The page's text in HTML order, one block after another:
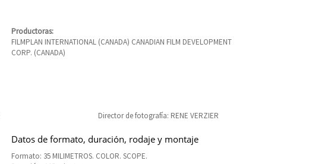
Productoras:
FILMPLAN INTERNATIONAL (CANADA) CANADIAN FILM DEVELOPMENT
CORP. (CANADA)
Director de fotografía: RENE VERZIER
Datos de formato, duración, rodaje y montaje
Formato: 35 MILIMETROS. COLOR. SCOPE.